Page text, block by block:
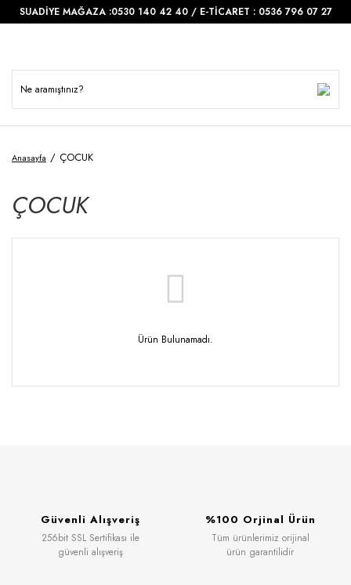
SUADİYE MAĞAZA :0530 140 42 40 / E-TİCARET : 0536 796 07 27
Anasayfa ÇOCUK
ÇOCUK
Ürün Bulunamadı.
Güvenli Alışveriş
256bit SSL Sertifikası ile
güvenli alışveriş
%100 Orjinal Ürün
Tüm ürünlerimiz orijinal
ürün garantilidir